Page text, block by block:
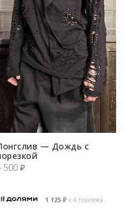
— Дождь с
500 ₽
1 125 ₽х 4 платежа